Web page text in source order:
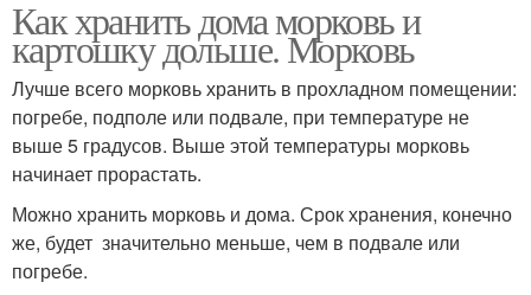
Как хранить дома морковь и
картошку дольше. Морковь
Лучше всего морковь хранить в прохладном помещении:
погребе, подполе или подвале, при температуре не
выше 5 градусов. Выше этой температуры морковь
начинает прорастать.
Можно хранить морковь и дома. Срок хранения, конечно
же, будет значительно меньше, чем в подвале или
погребе.